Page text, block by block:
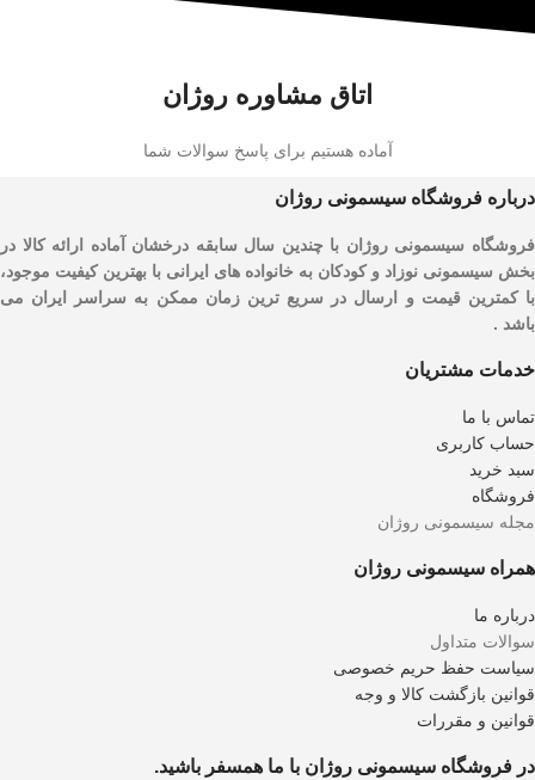
اتاق مشاوره روژان
آماده هستیم برای پاسخ سوالات شما
درباره فروشگاه سیسمونی روژان
فروشگاه سیسمونی روژان با چندین سال سابقه درخشان آماده ارائه کالا در
بخش سیسمونی نوزاد و کودکان به خانواده های ایرانی با بهترین کیفیت موجود،
با کمترین قیمت و ارسال در سریع ترین زمان ممکن به سراسر ایران می
باشد .
خدمات مشتریان
تماس با ما
حساب کاربری
سبد خرید
فروشگاه
مجله سیسمونی روژان
همراه سیسمونی روژان
درباره ما
سوالات متداول
سیاست حفظ حریم خصوصی
قوانین بازگشت کالا و وجه
قوانین و مقررات
در فروشگاه سیسمونی روژان با ما همسفر باشید.